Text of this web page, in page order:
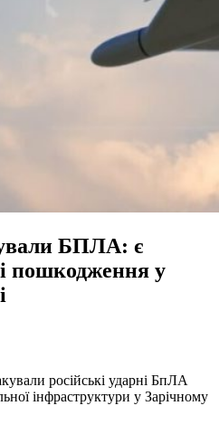
БПЛА: є
і пошкодження у
російські ударні БпЛА
інфраструктури у Зарічному